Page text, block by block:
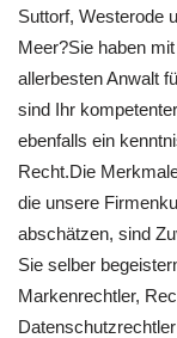
Suttorf, Westerode
Meer?Sie haben
allerbesten Anwalt
sind Ihr
ebenfalls ein
Recht.Die
die unsere
abschätzen, sind
Sie selber
Markenrechtler,